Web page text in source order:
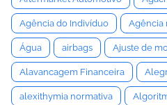
Agência do Indivíduo Agência
Água airbags Ajuste de
Alavancagem Financeira
alexithymia normativa